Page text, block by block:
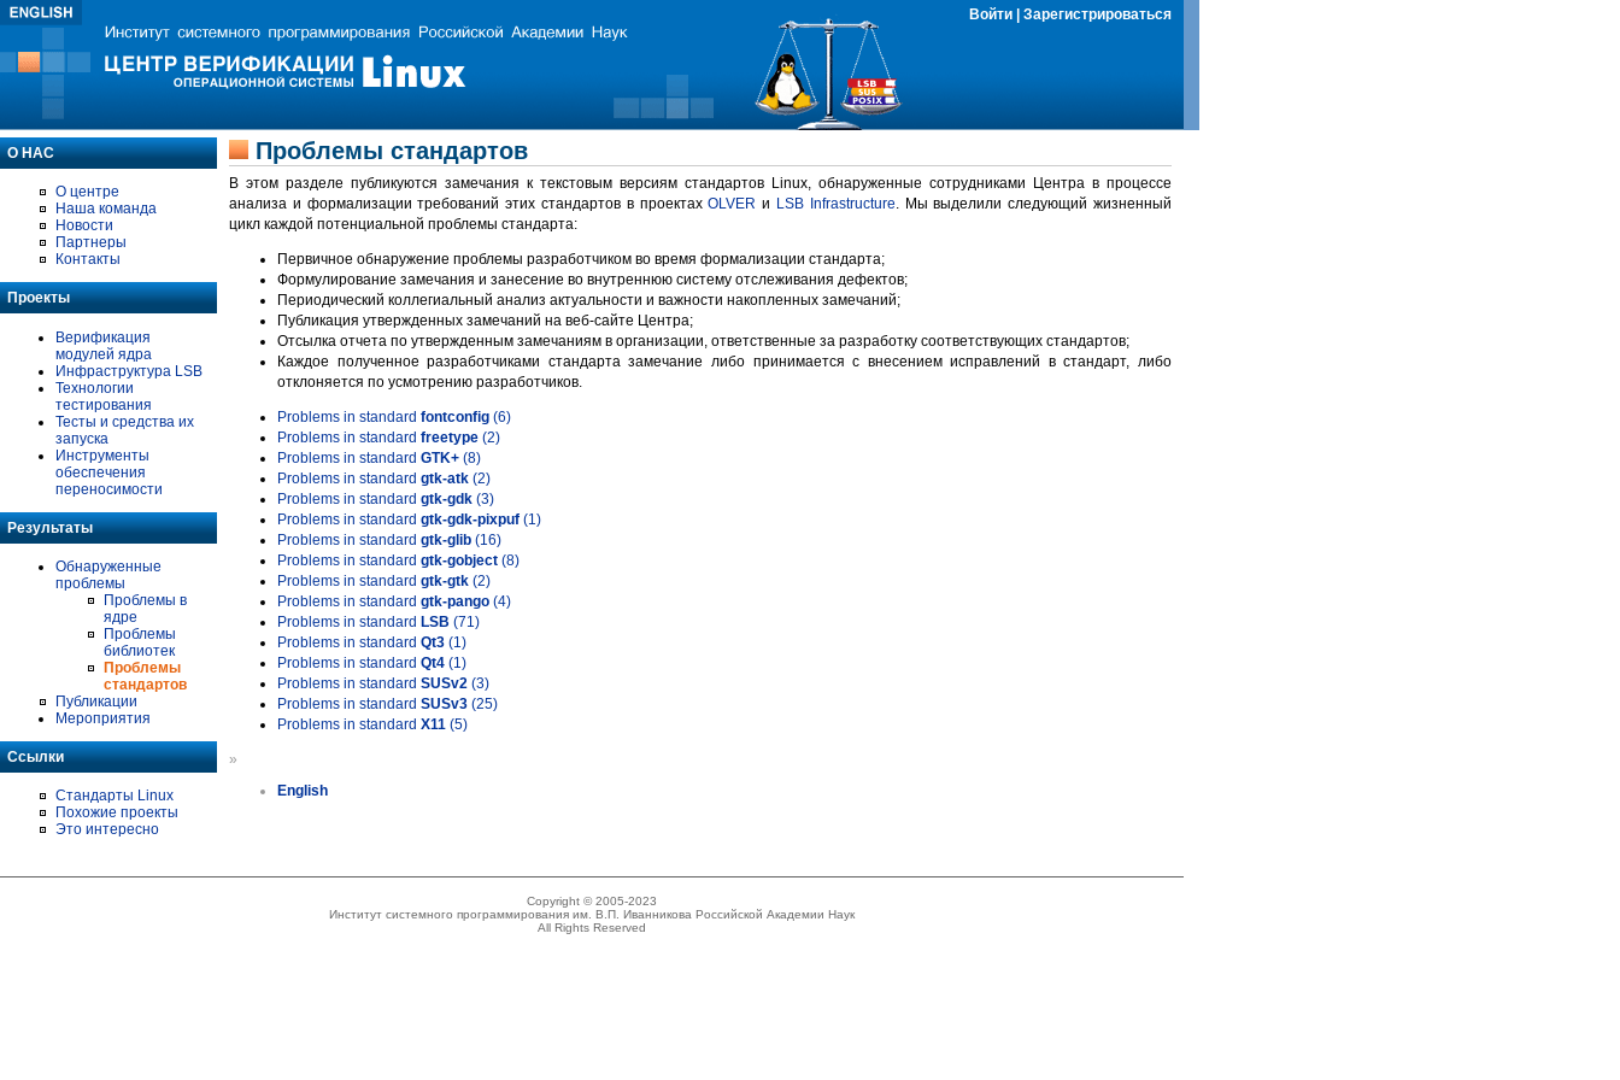
Войти Зарегистрироваться
О НАС
О центре
Наша команда
Новости
Партнеры
Контакты
Проекты
Верификация
модулей ядра
Инфраструктура LSB
Технологии
тестирования
Тесты и средства их
запуска
Инструменты
обеспечения
переносимости
Результаты
Обнаруженные
проблемы
Проблемы в
ядре
Проблемы
библиотек
Проблемы
стандартов
Публикации
Мероприятия
Ссылки
Стандарты Linux
Похожие проекты
Это интересно
Проблемы стандартов
В этом разделе публикуются замечания к текстовым версиям стандартов Linux, обнаруженные сотрудниками Центра в процессе
анализа и формализации требований этих стандартов в проектахOLVER и LSB Infrastructure. Мы выделили следующий жизненный
цикл каждой потенциальной проблемы стандарта:
Первичное обнаружение проблемы разработчиком во время формализации стандарта;
Формулирование замечания и занесение во внутреннюю систему отслеживания дефектов;
Периодический коллегиальный анализ актуальности и важности накопленных замечаний;
Публикация утвержденных замечаний на веб-сайте Центра;
Отсылка отчета по утвержденным замечаниям в организации, ответственные за разработку соответствующих стандартов;
Каждое полученное разработчиками стандарта замечание либо принимается с внесением исправлений в стандарт, либо
отклоняется по усмотрению разработчиков.
Problems in standard fontconfig (6)
Problems in standard freetype (2)
Problems in standard GTK+ (8)
Problems in standard gtk-atk (2)
Problems in standard gtk-gdk (3)
Problems in standard gtk-gdk-pixpuf (1)
Problems in standard gtk-glib (16)
Problems in standard gtk-gobject (8)
Problems in standard gtk-gtk (2)
Problems in standard gtk-pango (4)
Problems in standard LSB (71)
Problems in standard Qt3 (1)
Problems in standard Qt4 (1)
Problems in standard SUSv2 (3)
Problems in standard SUSv3 (25)
Problems in standard X11 (5)
»
English
Copyright © 2005-2023
Институт системного программирования им. В.П. Иванникова Российской Академии Наук
All Rights Reserved